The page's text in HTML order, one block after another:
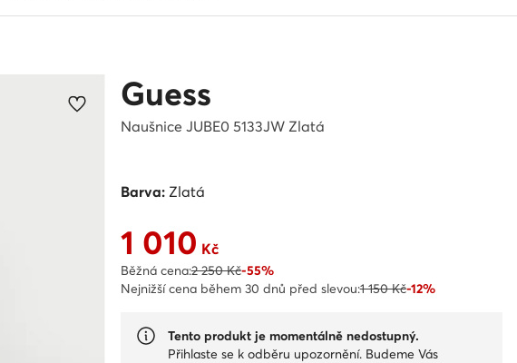
Guess
Naušnice JUBE0 5133JW Zlatá
Barva:Zlatá
Aktuální cena 1 010 Kč
1 010 Kč
Běžná cena:2 250 Kč-55%
Nejnižší cena během 30 dnů před slevou:1 150 Kč-12%
Tento produkt je momentálně nedostupný.
Přihlaste se k odběru upozornění. Budeme Vás